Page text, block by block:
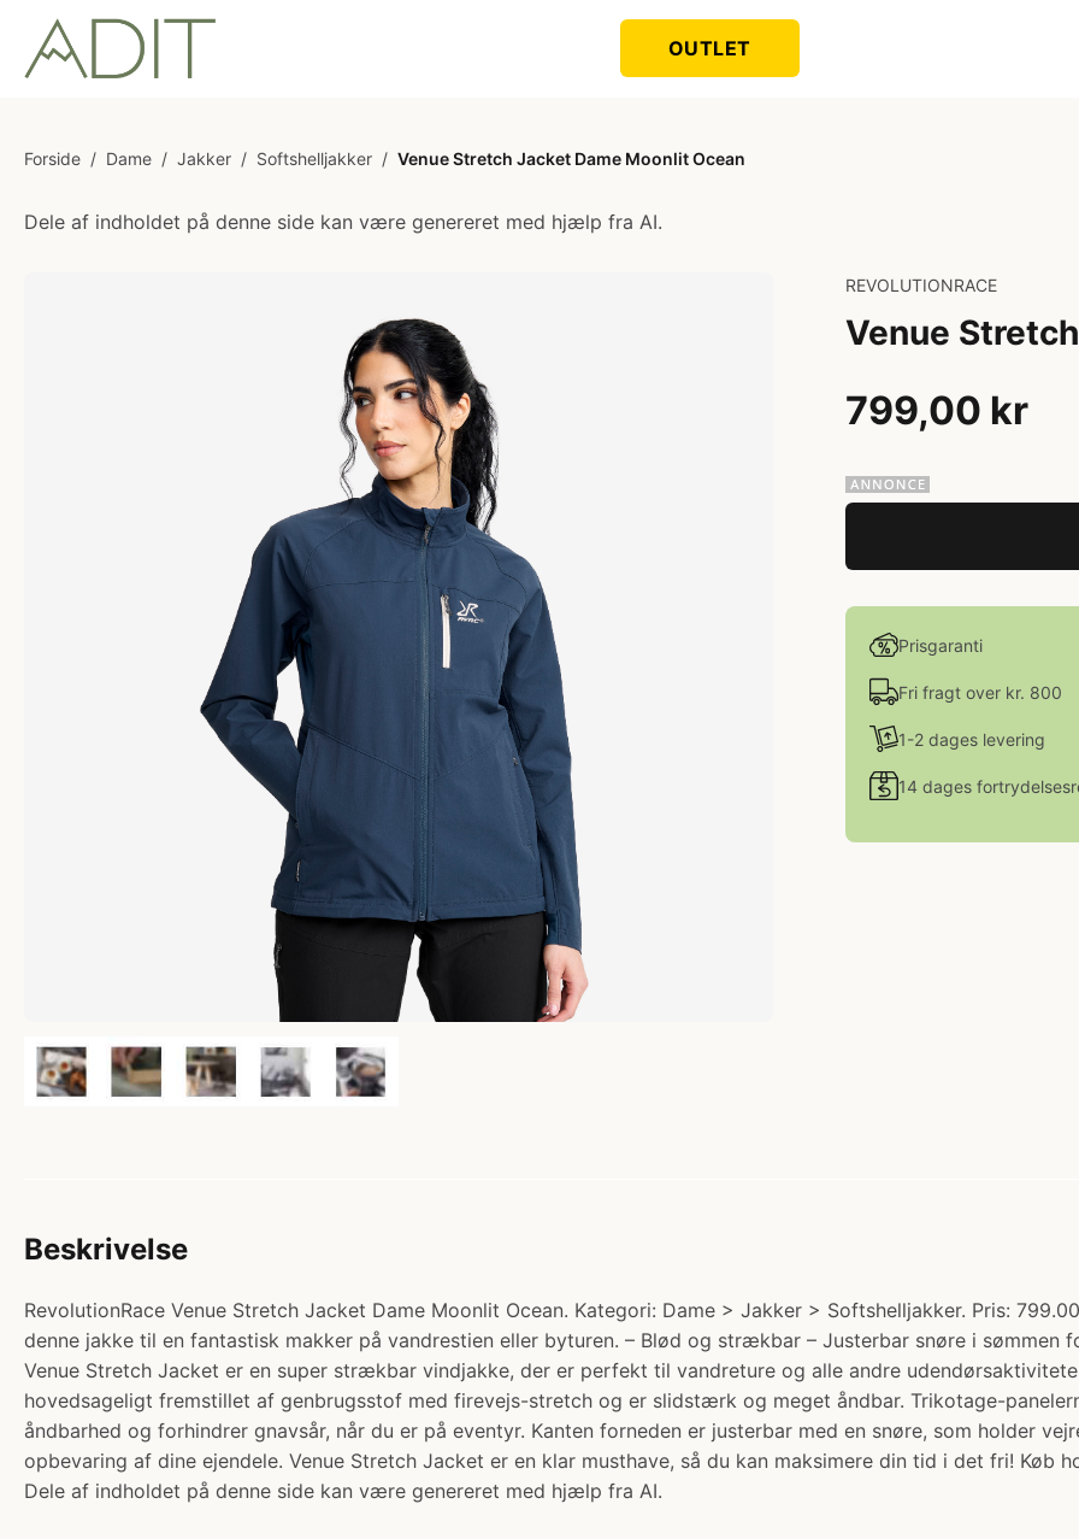
OUTLET
Forside / Dame / Jakker / Softshelljakker / Venue Stretch Jacket Dame Moonlit Ocean
Dele af indholdet på denne side kan være genereret med hjælp fra AI.
REVOLUTIONRACE
Venue
799,00 kr
Prisgaranti
Fri fragt over kr. 800
1-2 dages levering
14 dages
Beskrivelse
RevolutionRace Venue Stretch Jacket Dame Moonlit Ocean. Kategori: Dame > Jakker > Softshelljakker. Pris:
denne jakke til en fantastisk makker på vandrestien eller byturen. – Blød og strækbar – Justerbar snøre i sømmen
Venue Stretch Jacket er en super strækbar vindjakke, der er perfekt til vandreture og alle andre
hovedsageligt fremstillet af genbrugsstof med firevejs-stretch og er slidstærk og meget åndbar. Trikotage-
åndbarhed og forhindrer gnavsår, når du er på eventyr. Kanten forneden er justerbar med en snøre, som holder
opbevaring af dine ejendele. Venue Stretch Jacket er en klar musthave, så du kan maksimere din tid i det fri! Køb
Dele af indholdet på denne side kan være genereret med hjælp fra AI.